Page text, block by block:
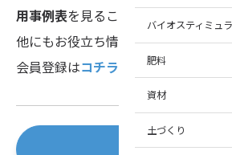
用事例表を見ることができます。
他にもお役立ち情報盛りだくさん！
会員登録はコチラ から♪
会員登録はこち
バイオスティミュ
肥料
資材
土づくり